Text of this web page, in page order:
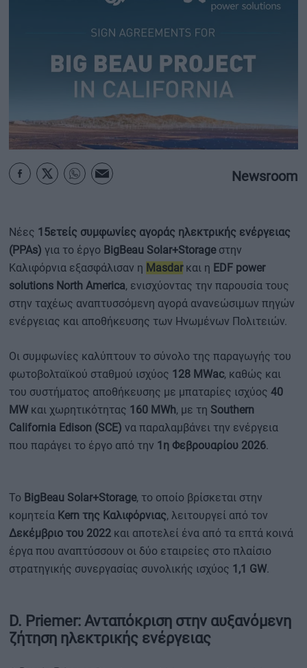
MY PROPERTY
ΚΑΡΑΜΠΟΛΕΣ
ΟΡΟΙ ΧΡΗΣΗΣ
ΕΠΙΚΟΙΝΩΝΙΑ
Newsroom
Νέες 15ετείς συμφωνίες αγοράς ηλεκτρικής ενέργειας
(PPAs) για το έργο BigBeau Solar+Storageστην
Καλιφόρνια εξασφάλισαν η Masdarκαι η EDF power
solutions North America, ενισχύοντας την παρουσία τους
στην ταχέως αναπτυσσόμενη αγορά ανανεώσιμων πηγών
ενέργειας και αποθήκευσης των Ηνωμένων Πολιτειών.
Οι συμφωνίες καλύπτουν το σύνολο της παραγωγής του
φωτοβολταϊκού σταθμού ισχύος 128 MWac, καθώς και
του συστήματος αποθήκευσης με μπαταρίες ισχύος 40
MW και χωρητικότητας 160 MWh, με τη Southern
California Edison (SCE) να παραλαμβάνει την ενέργεια
που παράγει το έργο από την 1η Φεβρουαρίου 2026.
Το BigBeau Solar+Storage, το οποίο βρίσκεται στην
κομητεία Kern της Καλιφόρνιας, λειτουργεί από τον
Δεκέμβριο του 2022 και αποτελεί ένα από τα επτά κοινά
έργα που αναπτύσσουν οι δύο εταιρείες στο πλαίσιο
στρατηγικής συνεργασίας συνολικής ισχύος 1,1 GW.
D. Priemer: Ανταπόκριση στην αυξανόμενη
ζήτηση ηλεκτρικής ενέργειας